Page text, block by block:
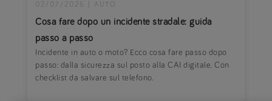
Cosa fare dopo un incidente stradale: guida
passo a passo
02/07/2026 AUTO
Incidente in auto o moto? Ecco cosa fare passo dopo
passo: dalla sicurezza sul posto alla CAI digitale. Con
checklist da salvare sul telefono.